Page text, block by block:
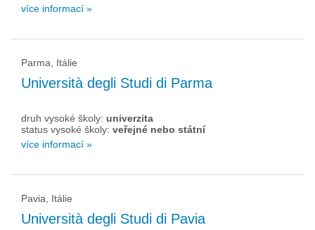
více informací »
Parma, Itálie
Università degli Studi di Parma
druh vysoké školy: univerzita
status vysoké školy: veřejné nebo státní
více informací »
Pavia, Itálie
Università degli Studi di Pavia